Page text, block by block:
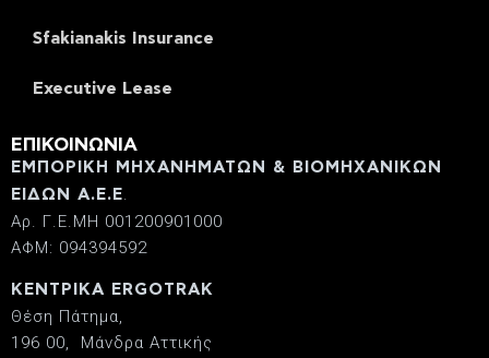
Sfakianakis Insurance
Executive Lease
ΕΠΙΚΟΙΝΩΝΙΑ
ΕΜΠΟΡΙΚΗ ΜΗΧΑΝΗΜΑΤΩΝ & ΒΙΟΜΗΧΑΝΙΚΩΝ
ΕΙΔΩΝ Α.Ε.Ε.
Αρ. Γ.Ε.ΜΗ 001200901000
ΑΦΜ: 094394592
ΚΕΝΤΡΙΚΑ ERGOTRAK
Θέση Πάτημα,
196 00, Μάνδρα Αττικής